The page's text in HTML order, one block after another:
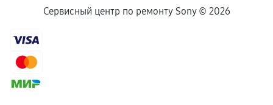
Сервисный центр по ремонту Sony © 2026